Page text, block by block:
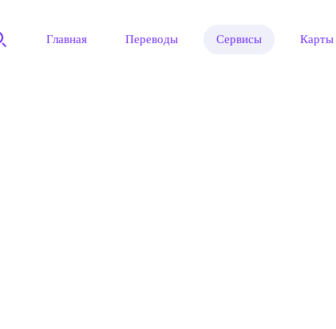
Главная Переводы Сервисы Карты